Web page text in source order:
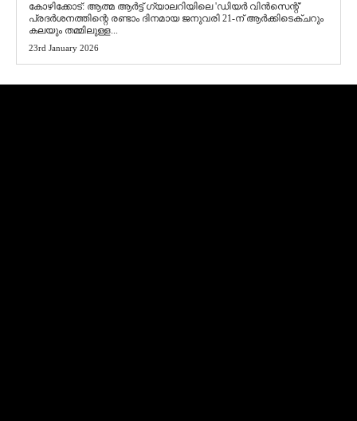
​കോഴിക്കോട്: ആത്മ ആർട്ട് ഗ്യാലറിയിലെ 'ഡിയർ വിൻസെന്റ്'
പ്രദർശനത്തിന്റെ രണ്ടാം ദിനമായ ജനുവരി 21-ന് ആർക്കിടെക്ചറും
കലയും തമ്മിലുള്ള...
23rd January 2026